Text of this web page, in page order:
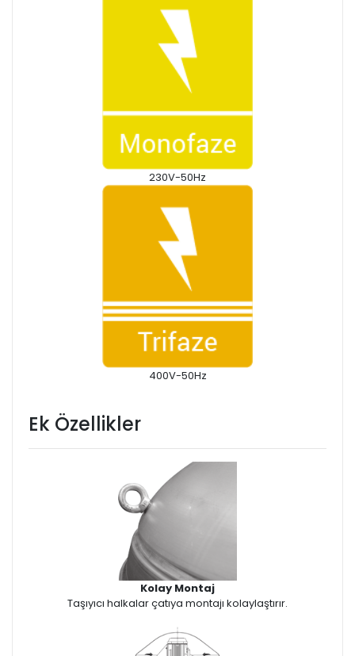
230V-50Hz
400V-50Hz
Ek Özellikler
Kolay Montaj
Taşıyıcı halkalar çatıya montajı kolaylaştırır.